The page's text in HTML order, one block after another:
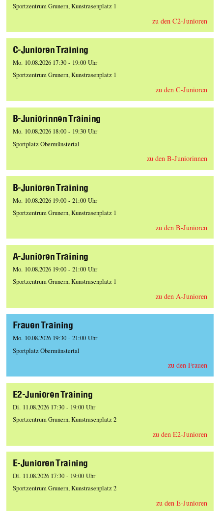
Sportzentrum Grunern, Kunstrasenplatz 1
zu den C2-Junioren
C-Junioren Training
Mo. 10.08.2026 17:30 - 19:00 Uhr
Sportzentrum Grunern, Kunstrasenplatz 1
zu den C-Junioren
B-Juniorinnen Training
Mo. 10.08.2026 18:00 - 19:30 Uhr
Sportplatz Obermünstertal
zu den B-Juniorinnen
B-Junioren Training
Mo. 10.08.2026 19:00 - 21:00 Uhr
Sportzentrum Grunern, Kunstrasenplatz 1
zu den B-Junioren
A-Junioren Training
Mo. 10.08.2026 19:00 - 21:00 Uhr
Sportzentrum Grunern, Kunstrasenplatz 1
zu den A-Junioren
Frauen Training
Mo. 10.08.2026 19:30 - 21:00 Uhr
Sportplatz Obermünstertal
zu den Frauen
E2-Junioren Training
Di. 11.08.2026 17:30 - 19:00 Uhr
Sportzentrum Grunern, Kunstrasenplatz 2
zu den E2-Junioren
E-Junioren Training
Di. 11.08.2026 17:30 - 19:00 Uhr
Sportzentrum Grunern, Kunstrasenplatz 2
zu den E-Junioren